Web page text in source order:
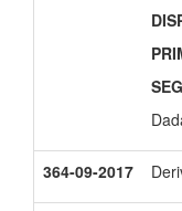
364-09-2017